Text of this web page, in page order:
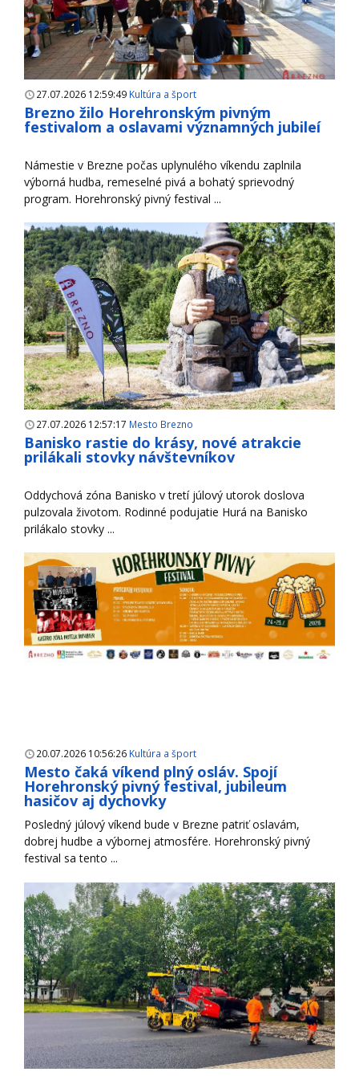
27.07.2026 12:59:49 Kultúra a šport
Brezno žilo Horehronským pivným
festivalom a oslavami významných jubileí
Námestie v Brezne počas uplynulého víkendu zaplnila
výborná hudba, remeselné pivá a bohatý sprievodný
program. Horehronský pivný festival ...
27.07.2026 12:57:17 Mesto Brezno
Banisko rastie do krásy, nové atrakcie
prilákali stovky návštevníkov
Oddychová zóna Banisko v tretí júlový utorok doslova
pulzovala životom. Rodinné podujatie Hurá na Banisko
prilákalo stovky ...
20.07.2026 10:56:26 Kultúra a šport
Mesto čaká víkend plný osláv. Spojí
Horehronský pivný festival, jubileum
hasičov aj dychovky
Posledný júlový víkend bude v Brezne patriť oslavám,
dobrej hudbe a výbornej atmosfére. Horehronský pivný
festival sa tento ...